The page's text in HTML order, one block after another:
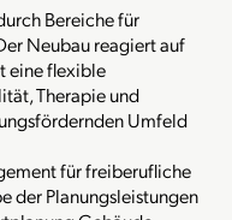
Bereiche für
Neubau reagiert auf
eine flexible
Therapie und
Umfeld
für freiberufliche
der Planungsleistungen